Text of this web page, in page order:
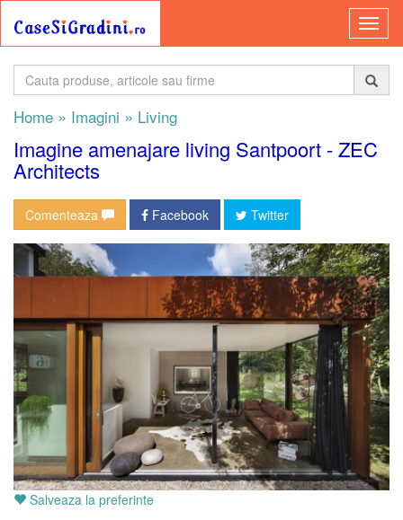
Home » Imagini » Living
Imagine amenajare living Santpoort - ZEC
Architects
Comenteaza Facebook Twitter
Salveaza la preferinte